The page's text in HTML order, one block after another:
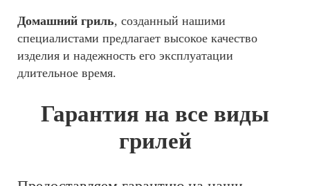
Домашний гриль, созданный нашими
специалистами предлагает высокое качество
изделия и надежность его эксплуатации
длительное время.
Гарантия на все виды
грилей